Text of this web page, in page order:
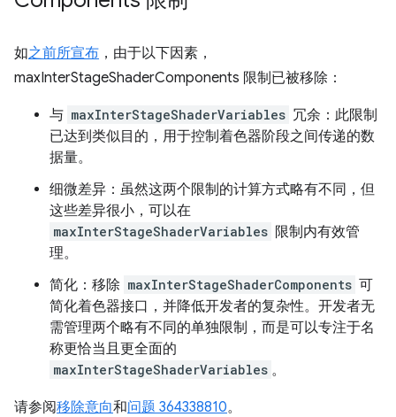
如之前所宣布 ，由于以下因素，
maxInterStageShaderComponents 限制已被移除：
与 maxInterStageShaderVariables 冗余：此限制
已达到类似目的，用于控制着色器阶段之间传递的数
据量。
细微差异：虽然这两个限制的计算方式略有不同，但
这些差异很小，可以在
maxInterStageShaderVariables 限制内有效管
理。
简化：移除 maxInterStageShaderComponents 可
简化着色器接口，并降低开发者的复杂性。开发者无
需管理两个略有不同的单独限制，而是可以专注于名
称更恰当且更全面的
maxInterStageShaderVariables 。
请参阅移除意向和问题 364338810。